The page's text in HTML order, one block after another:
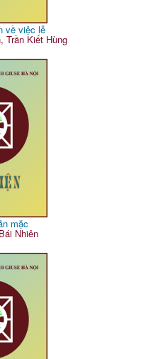
về việc lễ
Trần Kiết Hùng
mặc
Nhiên